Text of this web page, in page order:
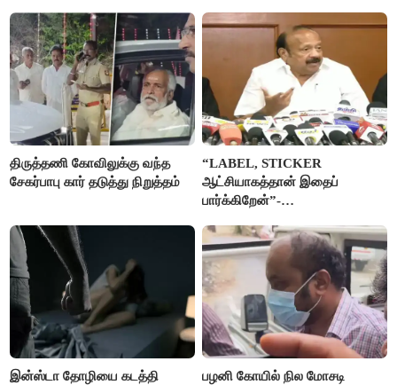
திருத்தணி கோவிலுக்கு வந்த
சேகர்பாபு கார் தடுத்து நிறுத்தம்
“LABEL, STICKER
ஆட்சியாகத்தான் இதைப்
பார்க்கிறேன்”-
இன்ஸ்டா தோழியை கடத்தி
பழனி கோயில் நில மோசடி